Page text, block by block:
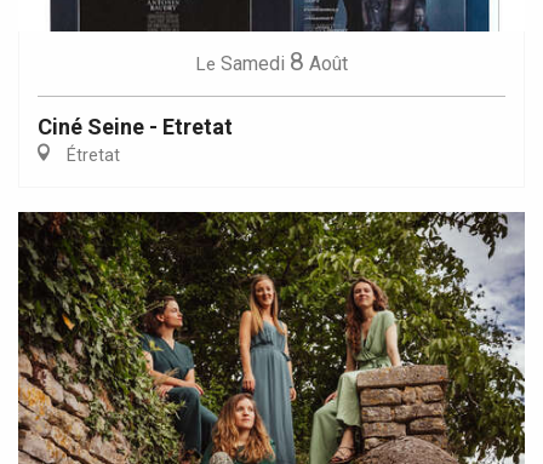
Le Samedi 8 Août
Ciné Seine - Etretat
Étretat